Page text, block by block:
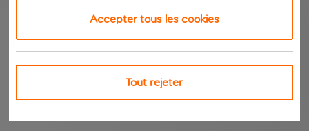
Accepter tous les cookies
Tout rejeter